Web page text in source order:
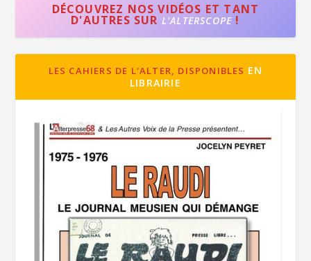
DÉCOUVREZ NOS VIDÉOS ET TANT
D'AUTRES SUR L'ALTERSCOPE !
LES CAHIERS DE L'ALTER, DISPONIBLES EN
LIBRAIRIE